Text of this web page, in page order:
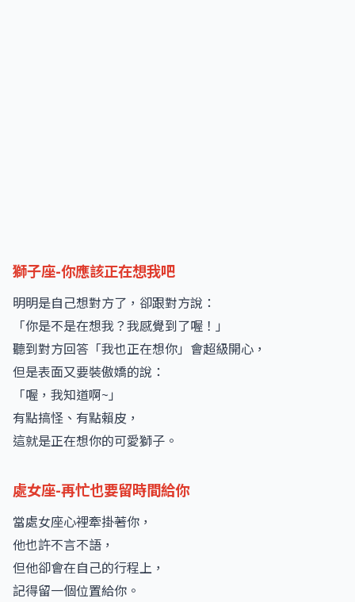
獅子座-你應該正在想我吧
明明是自己想對方了，卻跟對方說：
「你是不是在想我？我感覺到了喔！」
聽到對方回答「我也正在想你」會超級開心，
但是表面又要裝傲嬌的說：
「喔，我知道啊~」
有點搞怪、有點賴皮，
這就是正在想你的可愛獅子。
處女座-再忙也要留時間給你
當處女座心裡牽掛著你，
他也許不言不語，
但他卻會在自己的行程上，
記得留一個位置給你。